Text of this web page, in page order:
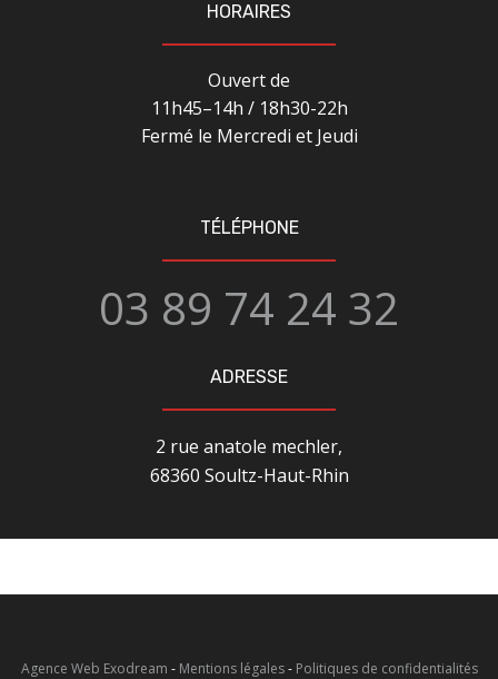
HORAIRES
Ouvert de
11h45–14h / 18h30-22h
Fermé le Mercredi et Jeudi
TÉLÉPHONE
03 89 74 24 32
ADRESSE
2 rue anatole mechler,
68360 Soultz-Haut-Rhin
Agence Web Exodream - Mentions légales- Politiques de confidentialités